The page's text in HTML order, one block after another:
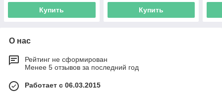
Купить Купить
О нас
Рейтинг не сформирован
Менее 5 отзывов за последний год
Работает с 06.03.2015